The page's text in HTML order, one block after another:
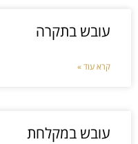
עובש בתקרה
קרא עוד »
עובש במקלחת